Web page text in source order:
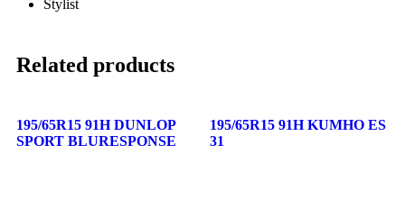
Stylist
Related products
195/65R15 91H DUNLOP
SPORT BLURESPONSE
195/65R15 91H KUMHO ES
31